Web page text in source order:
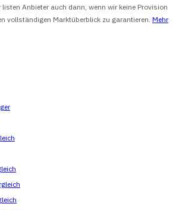
listen Anbieter auch dann, wenn wir keine Provision
vollständigen Marktüberblick zu garantieren. Mehr